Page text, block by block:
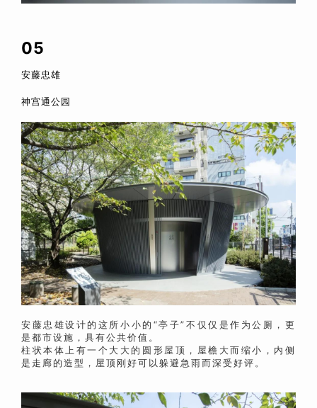
05
安藤忠雄
神宫通公园
安藤忠雄设计的这所小小的“亭子”不仅仅是作为公厕，更
是都市设施，具有公共价值。
柱状本体上有一个大大的圆形屋顶，屋檐大而缩小，内侧
是走廊的造型，屋顶刚好可以躲避急雨而深受好评。